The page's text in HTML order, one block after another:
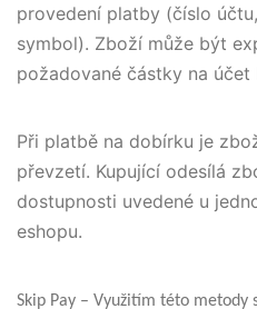
provedení platby (číslo
symbol). Zboží může být
požadované částky na účet
Při platbě na dobírku je
převzetí. Kupující odesílá
dostupnosti uvedené u
eshopu.
Skip Pay – Využitím této metody